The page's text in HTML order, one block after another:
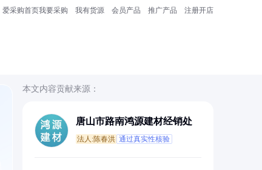
爱采购首页我要采购 我有货源 会员产品 推广产品 注册开店
本文内容贡献来源：
唐山市路南鸿源建材经销处
法人:陈春洪 通过真实性核验